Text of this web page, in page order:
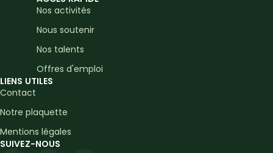
Nos activités
Nous soutenir
Nos talents
Offres d'emploi
LIENS UTILES
Contact
Notre plaquette
Mentions légales
SUIVEZ-NOUS